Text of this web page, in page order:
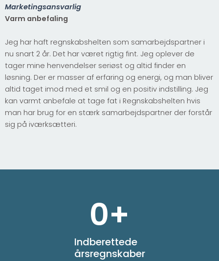
Marketingsansvarlig
Varm anbefaling
Jeg har haft regnskabshelten som samarbejdspartner i
nu snart 2 år. Det har været rigtig fint. Jeg oplever de
tager mine henvendelser seriøst og altid finder en
løsning. Der er masser af erfaring og energi, og man bliver
altid taget imod med et smil og en positiv indstilling. Jeg
kan varmt anbefale at tage fat i Regnskabshelten hvis
man har brug for en stærk samarbejdspartner der forstår
sig på iværksætteri.
Indberettede
årsregnskaber
0+